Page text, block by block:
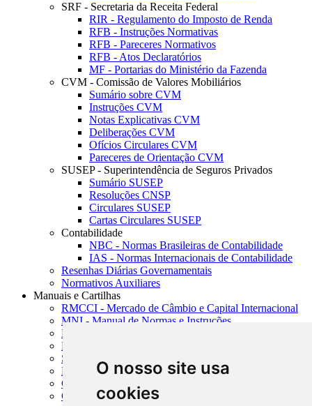
O nosso site usa
cookies
SRF - Secretaria da Receita Federal
RIR - Regulamento do Imposto de Renda
RFB - Instruções Normativas
RFB - Pareceres Normativos
RFB - Atos Declaratórios
MF - Portarias do Ministério da Fazenda
CVM - Comissão de Valores Mobiliários
Sumário sobre CVM
Instruções CVM
Notas Explicativas CVM
Deliberações CVM
Ofícios Circulares CVM
Pareceres de Orientação CVM
SUSEP - Superintendência de Seguros Privados
Sumário SUSEP
Resoluções CNSP
Circulares SUSEP
Cartas Circulares SUSEP
Contabilidade
NBC - Normas Brasileiras de Contabilidade
IAS - Normas Internacionais de Contabilidade
Resenhas Diárias Governamentais
Normativos Auxiliares
Manuais e Cartilhas
RMCCI - Mercado de Câmbio e Capital Internacional
MNI - Manual de Normas e Instruções
MTVM - Manual de Títulos e Valores Mobiliários
MCR - Manual de Crédito Rural
SISORF - Manual de Organização do SFN
MASUP - Manual de Supervisão Bancária
CADOC - Catálogo de Documentos
CNAE-CONCLA - Classificação Nacional de